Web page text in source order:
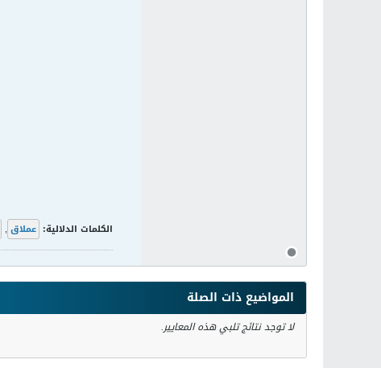
الكلمات الدلالية: عملاق ,
المواضيع ذات الصلة
لا توجد نتائج تلبي هذه المعايير.